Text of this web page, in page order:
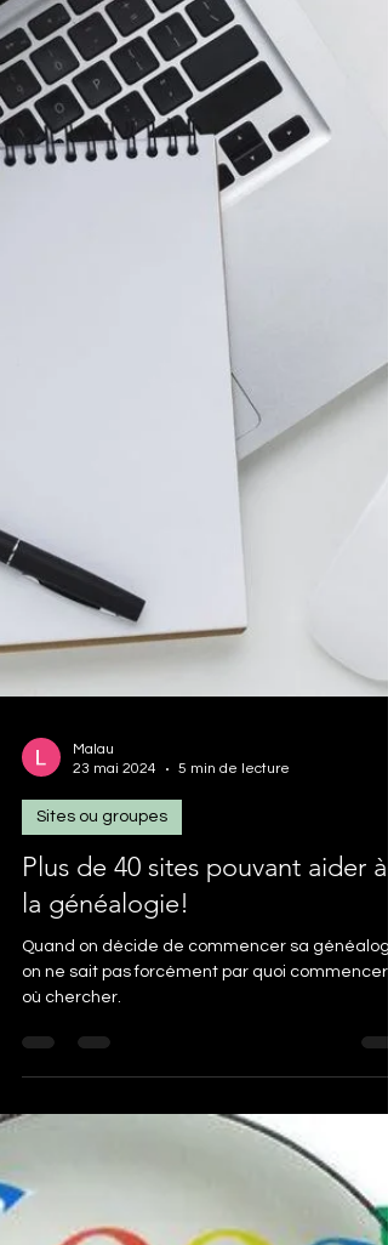
23 mai 2024
5 min de lecture
Plus de 40 sites pouvant aider à
la généalogie!
Quand on décide de commencer sa
on ne sait pas forcément par quoi commencer